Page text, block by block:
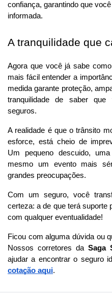
confiança, garantindo que
informada.
A tranquilidade que
Agora que você já sabe
mais fácil entender a
medida garante proteção,
tranquilidade de saber
seguros.
A realidade é que o trânsito
esforce, está cheio de
Um pequeno descuido,
mesmo um evento mais
grandes preocupações.
Com um seguro, você
certeza: a de que terá suporte
com qualquer eventualidade!
Ficou com alguma dúvida ou
Nossos corretores da Saga
ajudar a encontrar o seguro
cotação aqui.